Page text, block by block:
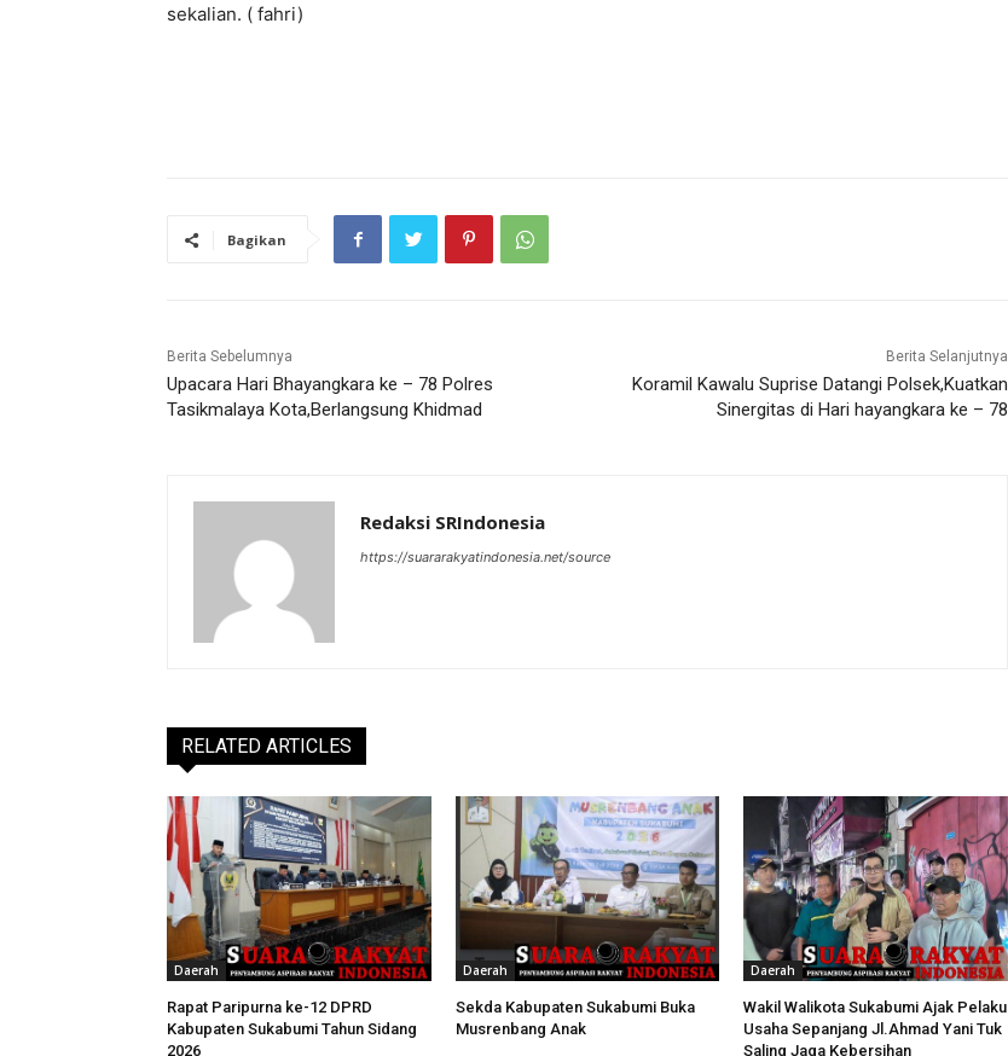
sekalian. ( fahri)
Bagikan
Berita Sebelumnya
Upacara Hari Bhayangkara ke – 78 Polres
Tasikmalaya Kota,Berlangsung Khidmad
Berita Selanjutnya
Koramil Kawalu Suprise Datangi Polsek,Kuatkan
Sinergitas di Hari hayangkara ke – 78
Redaksi SRIndonesia
https://suararakyatindonesia.net/source
RELATED ARTICLES
Daerah
Rapat Paripurna ke-12 DPRD
Kabupaten Sukabumi Tahun Sidang
2026
Daerah
Sekda Kabupaten Sukabumi Buka
Musrenbang Anak
Daerah
Wakil Walikota Sukabumi Ajak Pelaku
Usaha Sepanjang Jl.Ahmad Yani Tuk
Saling Jaga Kebersihan